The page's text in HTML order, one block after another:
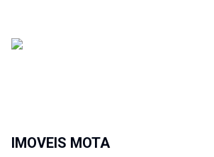
IMOVEIS MOTA